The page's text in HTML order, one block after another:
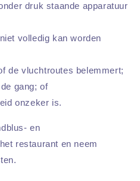
druk staande apparatuur
volledig kan worden
de vluchtroutes belemmert;
gang; of
onzeker is.
en
restaurant en neem